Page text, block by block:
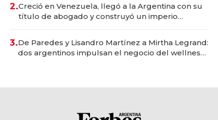
2.Creció en Venezuela, llegó a la Argentina con su
título de abogado y construyó un imperio
3.De Paredes y Lisandro Martínez a Mirtha Legrand:
dos argentinos impulsan el negocio del wellness